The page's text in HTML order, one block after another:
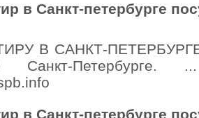
в Санкт-петербурге
В САНКТ-
Санкт-Петербурге.
в Санкт-петербурге